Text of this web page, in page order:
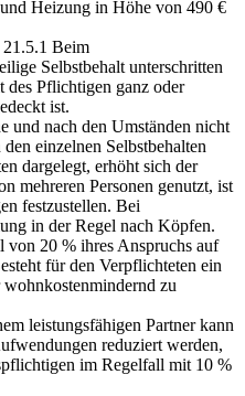
Heizung in Höhe von 490 €
21.5.1 Beim
Selbstbehalt unterschritten
des Pflichtigen ganz oder
ist.
und nach den Umständen nicht
einzelnen Selbstbehalten
dargelegt, erhöht sich der
mehreren Personen genutzt, ist
festzustellen. Bei
in der Regel nach Köpfen.
20 % ihres Anspruchs auf
für den Verpflichteten ein
zu
leistungsfähigen Partner kann
reduziert werden,
im Regelfall mit 10 %